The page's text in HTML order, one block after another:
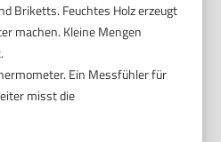
Briketts. Feuchtes Holz erzeugt
machen. Kleine Mengen
Ein Messfühler für
misst die